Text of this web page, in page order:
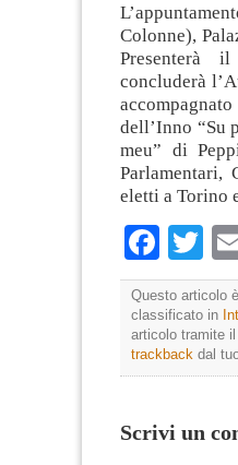
Colonne),
Presenterà
concluderà
dell’Inno “Su
meu” di
Parlamentari,
eletti a Torino
Questo articolo
classificato in
articolo tramite
trackback dal
Scrivi un